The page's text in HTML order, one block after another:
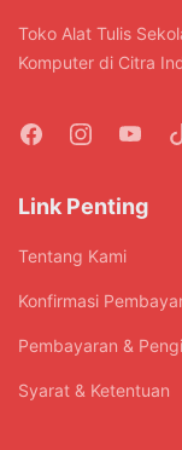
Toko Alat Tulis
Komputer di Citra
Link Penting
Tentang Kami
Konfirmasi
Pembayaran &
Syarat & Ketentuan